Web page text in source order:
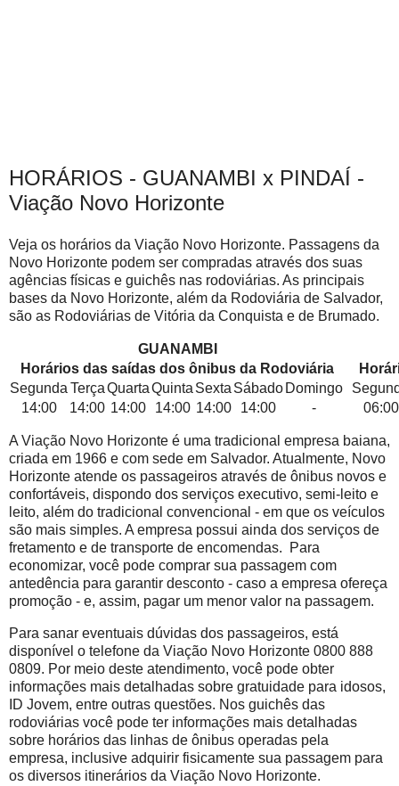
HORÁRIOS - GUANAMBI x PINDAÍ -
Viação Novo Horizonte
Veja os horários da Viação Novo Horizonte. Passagens da
Novo Horizonte podem ser compradas através dos suas
agências físicas e guichês nas rodoviárias. As principais
bases da Novo Horizonte, além da Rodoviária de Salvador,
são as Rodoviárias de Vitória da Conquista e de Brumado.
GUANAMBI
Horários das saídas dos ônibus da Rodoviária
Segunda TerçaQuartaQuinta Sexta Sábado Domingo
14:00
14:00 14:00 14:00 14:00 14:00 - 06:00
A Viação Novo Horizonte é uma tradicional empresa baiana,
criada em 1966 e com sede em Salvador. Atualmente, Novo
Horizonte atende os passageiros através de ônibus novos e
confortáveis, dispondo dos serviços executivo, semi-leito e
leito, além do tradicional convencional - em que os veículos
são mais simples. A empresa possui ainda dos serviços de
fretamento e de transporte de encomendas. Para
economizar, você pode comprar sua passagem com
antedência para garantir desconto - caso a empresa ofereça
promoção - e, assim, pagar um menor valor na passagem.
Para sanar eventuais dúvidas dos passageiros, está
disponível o telefone da Viação Novo Horizonte 0800 888
0809. Por meio deste atendimento, você pode obter
informações mais detalhadas sobre gratuidade para idosos,
ID Jovem, entre outras questões. Nos guichês das
rodoviárias você pode ter informações mais detalhadas
sobre horários das linhas de ônibus operadas pela
empresa, inclusive adquirir fisicamente sua passagem para
os diversos itinerários da Viação Novo Horizonte.